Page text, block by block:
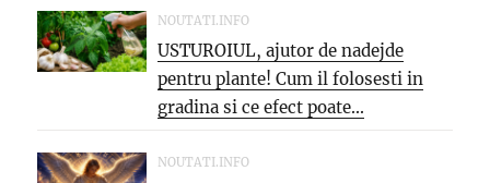
NOUTATI.INFO
USTUROIUL, ajutor de nadejde
pentru plante! Cum il folosesti in
gradina si ce efect poate...
NOUTATI.INFO